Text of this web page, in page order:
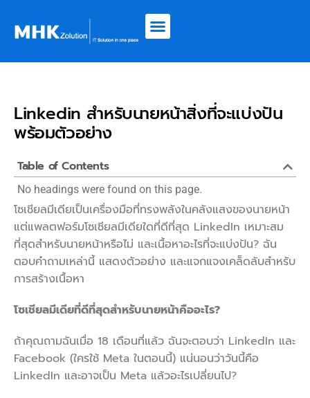
Linkedin สำหรับนายหน้าสิ่งที่จะแบ่งปัน
พร้อมตัวอย่าง
Table of Contents
No headings were found on this page.
โซเชียลมีเดียเป็นเครื่องมือที่ทรงพลังในคลังแสงของนายหน้า
แต่แพลตฟอร์มโซเชียลมีเดียใดที่ดีที่สุด LinkedIn เหมาะสม
ที่สุดสำหรับนายหน้าหรือไม่ และเนื้อหาอะไรที่จะแบ่งปัน? ฉัน
ตอบคำถามเหล่านี้ แสดงตัวอย่าง และแจกแจงเคล็ดลับสำหรับ
การสร้างเนื้อหา
โซเชียลมีเดียที่ดีที่สุดสำหรับนายหน้าคืออะไร?
ถ้าคุณถามฉันเมื่อ 18 เดือนที่แล้ว ฉันจะตอบว่า LinkedIn และ
Facebook (ใครใช้ Meta ในตอนนี้) แน่นอนว่าวันนี้คือ
LinkedIn และอาจเป็น Meta แล้วอะไรเปลี่ยนไป?